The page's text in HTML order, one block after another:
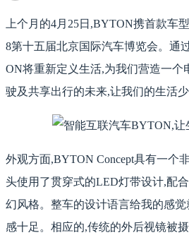
上个月的4月25日,BYTON携首款车
8第十五届北京国际汽车博览会。通
ON将重新定义生活,为我们营造一个
驶及共享出行的未来,让我们的生活少
外观方面,BYTON Concept具有一个
头使用了贯穿式的LED灯带设计,配
幻风格。整车的设计语言给我的感
感十足。相应的,传统的外后视镜被